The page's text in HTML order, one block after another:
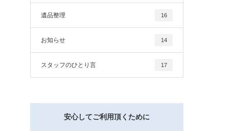
遺品整理 16
お知らせ 14
スタッフのひとり言 17
安心してご利用頂くために